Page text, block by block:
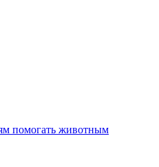
помогать животным